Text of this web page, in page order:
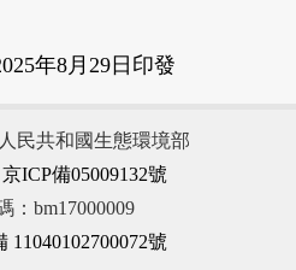
年8月29日印發
民共和國生態環境部
京ICP備05009132號
：bm17000009
11040102700072號